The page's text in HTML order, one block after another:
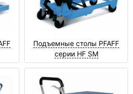
Подъемные столы PFAFF
серии HF SM